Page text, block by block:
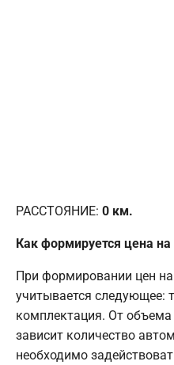
РАССТОЯНИЕ: 0 км.
Как формируется цена на
При формировании цен
учитывается следующее:
комплектация. От
зависит количество
необходимо